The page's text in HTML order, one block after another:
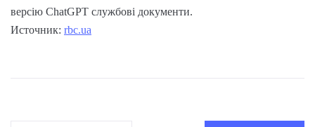
версію ChatGPT службові документи.
Источник: rbc.ua